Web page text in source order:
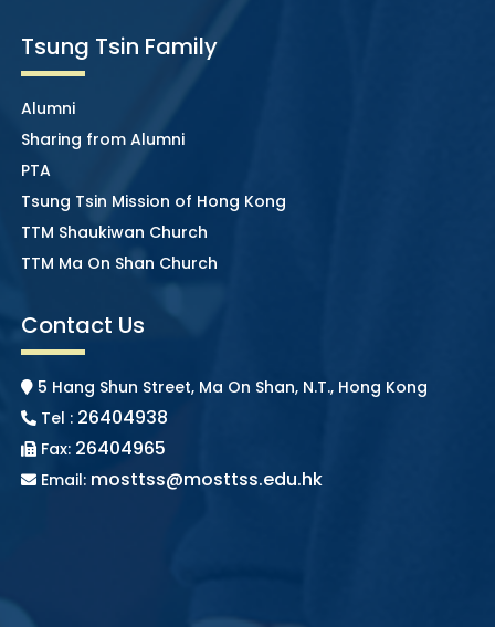
Tsung Tsin Family
Alumni
Sharing from Alumni
PTA
Tsung Tsin Mission of Hong Kong
TTM Shaukiwan Church
TTM Ma On Shan Church
Contact Us
5 Hang Shun Street, Ma On Shan, N.T., Hong Kong
Tel : 26404938
Fax: 26404965
Email: mosttss@mosttss.edu.hk